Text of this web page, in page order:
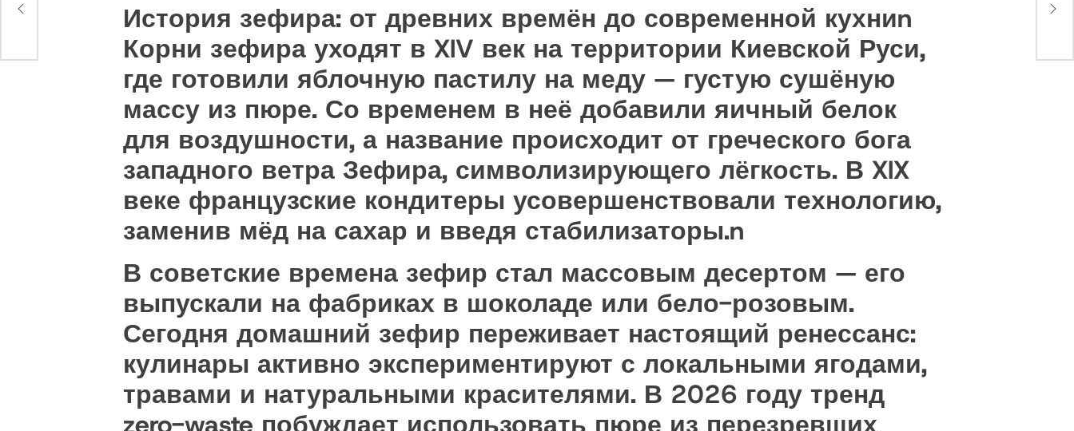
История зефира: от древних времён до современной кухниn
Корни зефира уходят в XIV век на территории Киевской Руси,
где готовили яблочную пастилу на меду — густую сушёную
массу из пюре. Со временем в неё добавили яичный белок
для воздушности, а название происходит от греческого бога
западного ветра Зефира, символизирующего лёгкость. В XIX
веке французские кондитеры усовершенствовали технологию,
заменив мёд на сахар и введя стабилизаторы.n
В советские времена зефир стал массовым десертом — его
выпускали на фабриках в шоколаде или бело-розовым.
Сегодня домашний зефир переживает настоящий ренессанс:
кулинары активно экспериментируют с локальными ягодами,
травами и натуральными красителями. В 2026 году тренд